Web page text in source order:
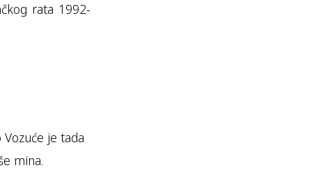
rata 1992-
je tada
mina.